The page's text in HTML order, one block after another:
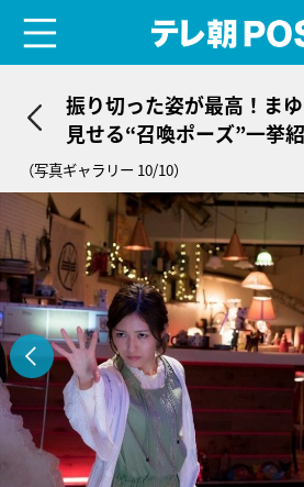
振り切った姿が最高！ま
見せる“召喚ポーズ”一挙
（写真ギャラリー 10/10）